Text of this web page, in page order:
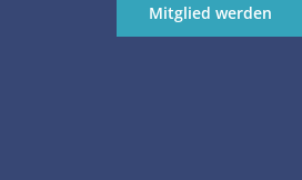
Mitglied werden